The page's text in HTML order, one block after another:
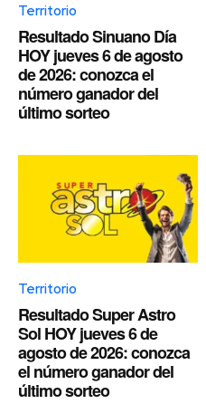
Territorio
Resultado Sinuano Día
HOY jueves 6 de agosto
de 2026: conozca el
número ganador del
último sorteo
Territorio
Resultado Super Astro
Sol HOY jueves 6 de
agosto de 2026: conozca
el número ganador del
último sorteo